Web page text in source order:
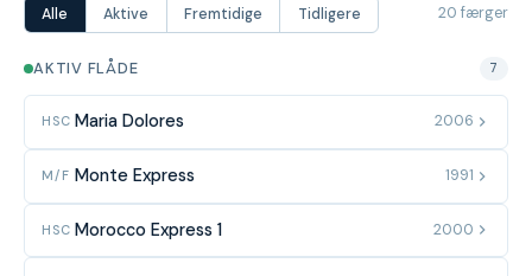
Alle Aktive Fremtidige Tidligere 20 færger
AKTIV FLÅDE 7
HSC Maria Dolores 2006
M/F Monte Express 1991
HSC Morocco Express 1 2000